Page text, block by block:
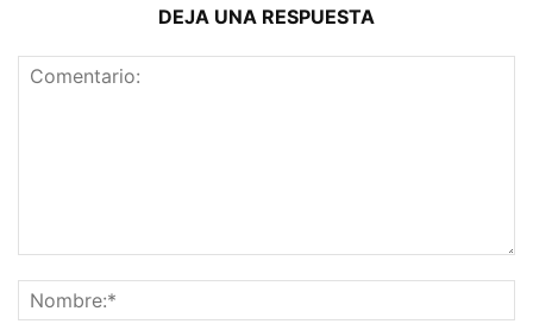
DEJA UNA RESPUESTA